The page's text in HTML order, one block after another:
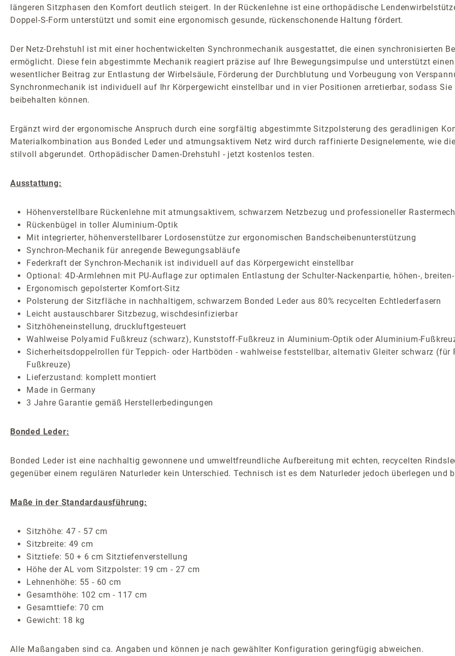
längeren Sitzphasen den Komfort deutlich steigert. In der Rückenlehne ist eine orthopädische
Doppel-S-Form unterstützt und somit eine ergonomisch gesunde, rückenschonende Haltung fördert.
Der Netz-Drehstuhl ist mit einer hochentwickelten Synchronmechanik ausgestattet, die einen synchronisierten
ermöglicht. Diese fein abgestimmte Mechanik reagiert präzise auf Ihre Bewegungsimpulse und unterstützt
wesentlicher Beitrag zur Entlastung der Wirbelsäule, Förderung der Durchblutung und Vorbeugung von
Synchronmechanik ist individuell auf Ihr Körpergewicht einstellbar und in vier Positionen arretierbar, sodass
beibehalten können.
Ergänzt wird der ergonomische Anspruch durch eine sorgfältig abgestimmte Sitzpolsterung des geradlinigen
Materialkombination aus Bonded Leder und atmungsaktivem Netz wird durch raffinierte Designelemente, wie
stilvoll abgerundet. Orthopädischer Damen-Drehstuhl - jetzt kostenlos testen.
Ausstattung:
Höhenverstellbare Rückenlehne mit atmungsaktivem, schwarzem Netzbezug und professioneller
Rückenbügel in toller Aluminium-Optik
Mit integrierter, höhenverstellbarer Lordosenstütze zur ergonomischen Bandscheibenunterstützung
Synchron-Mechanik für anregende Bewegungsabläufe
Federkraft der Synchron-Mechanik ist individuell auf das Körpergewicht einstellbar
Optional: 4D-Armlehnen mit PU-Auflage zur optimalen Entlastung der Schulter-Nackenpartie, höhen-,
Ergonomisch gepolsterter Komfort-Sitz
Polsterung der Sitzfläche in nachhaltigem, schwarzem Bonded Leder aus 80% recycelten Echtlederfasern
Leicht austauschbarer Sitzbezug, wischdesinfizierbar
Sitzhöheneinstellung, druckluftgesteuert
Wahlweise Polyamid Fußkreuz (schwarz), Kunststoff-Fußkreuz in Aluminium-Optik oder Aluminium-
Sicherheitsdoppelrollen für Teppich- oder Hartböden - wahlweise feststellbar, alternativ Gleiter schwarz
Fußkreuze)
Lieferzustand: komplett montiert
Made in Germany
3 Jahre Garantie gemäß Herstellerbedingungen
Bonded Leder:
Bonded Leder ist eine nachhaltig gewonnene und umweltfreundliche Aufbereitung mit echten, recycelten
gegenüber einem regulären Naturleder kein Unterschied. Technisch ist es dem Naturleder jedoch überlegen
Maße in der Standardausführung:
Sitzhöhe: 47 - 57 cm
Sitzbreite: 49 cm
Sitztiefe: 50 + 6 cm Sitztiefenverstellung
Höhe der AL vom Sitzpolster: 19 cm - 27 cm
Lehnenhöhe: 55 - 60 cm
Gesamthöhe: 102 cm - 117 cm
Gesamttiefe: 70 cm
Gewicht: 18 kg
Alle Maßangaben sind ca. Angaben und können je nach gewählter Konfiguration geringfügig abweichen.